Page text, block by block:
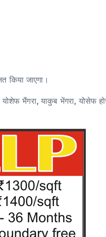
किया जाएगा।
भैंगरा, याकुब भेंगरा, योसेफ